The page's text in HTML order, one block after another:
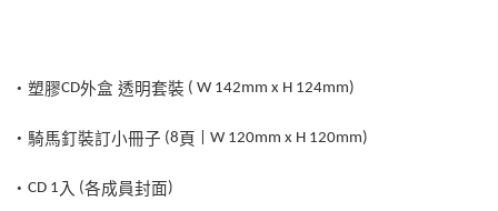
・塑膠CD外盒 透明套裝 ( W 142mm x H 124mm)
・騎馬釘裝訂小冊子 (8 頁 | W 120mm x H 120mm)
・ CD 1 入 (各成員封面)